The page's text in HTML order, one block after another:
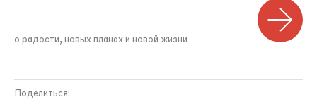
о радости, новых планах и новой жизни
Поделиться: